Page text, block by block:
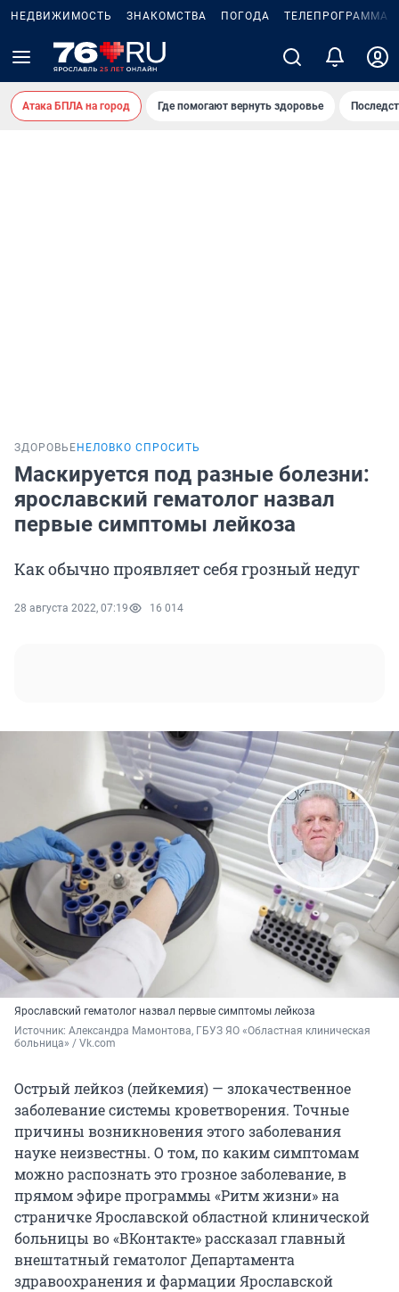
НЕДВИЖИМОСТЬ ЗНАКОМСТВА ПОГОДА ТЕЛЕПРОГРАММА
Атака БПЛА на город Где помогают вернуть здоровье
ЗДОРОВЬЕ НЕЛОВКО СПРОСИТЬ
Маскируется под разные болезни:
ярославский гематолог назвал
первые симптомы лейкоза
Как обычно проявляет себя грозный недуг
28 августа 2022, 07:19 16 014
Ярославский гематолог назвал первые симптомы лейкоза
Источник: Александра Мамонтова, ГБУЗ ЯО «Областная клиническая
больница» / Vk.com
Острый лейкоз (лейкемия) — злокачественное
заболевание системы кроветворения. Точные
причины возникновения этого заболевания
науке неизвестны. О том, по каким симптомам
можно распознать это грозное заболевание, в
прямом эфире программы «Ритм жизни» на
страничке Ярославской областной клинической
больницы во «ВКонтакте» рассказал главный
внештатный гематолог Департамента
здравоохранения и фармации Ярославской